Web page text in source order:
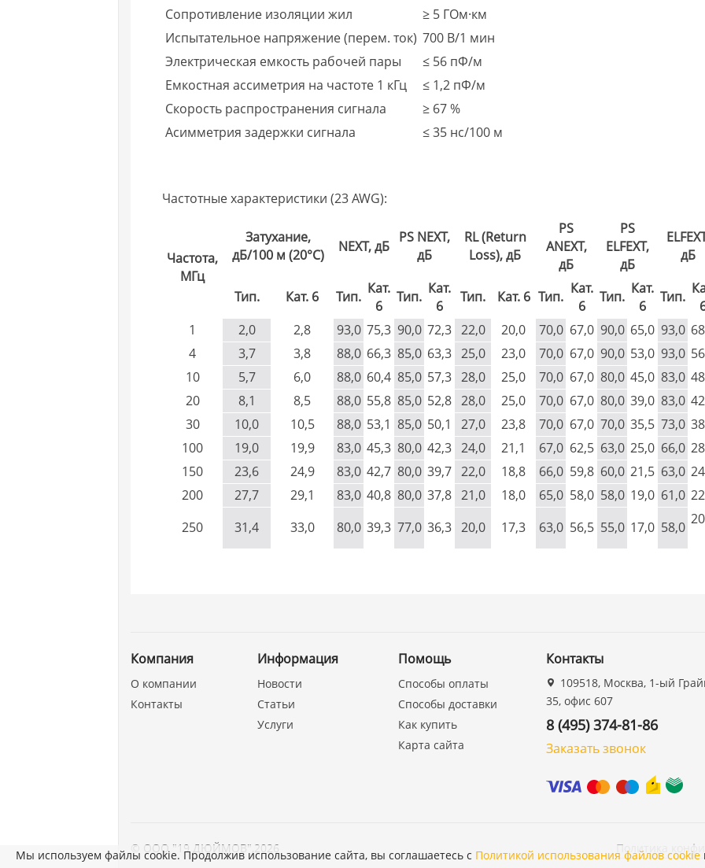
Сопротивление изоляции жил
≥ 5 ГОм·км
Испытательное напряжение (перем. ток) 700 В/1 мин
Электрическая емкость рабочей пары
≤ 56 пФ/м
Емкостная ассиметрия на частоте 1 кГц
≤ 1,2 пФ/м
Скорость распространения сигнала
≥ 67 %
Асимметрия задержки сигнала
≤ 35 нс/100 м
Частотные характеристики (23 AWG):
Частота,
МГц
Затухание,
дБ/100 м (20°C)
NEXT, дБ
PS NEXT,
дБ
RL (Return
Loss), дБ
PS
ANEXT,
дБ
PS
ELFEXT,
дБ
дБ
Тип. Кат. 6 Тип. Кат.
6
Тип. Кат.
6
Тип. Кат. 6 Тип. Кат.
6
Тип. Кат.
6
Тип.
1
2,0 2,8 93,0 75,3 90,0 72,3 22,0 20,0 70,0 67,0 90,0 65,0 93,0
4
3,7 3,8 88,0 66,3 85,0 63,3 25,0 23,0 70,0 67,0 90,0 53,0 93,0
10
5,7 6,0 88,0 60,4 85,0 57,3 28,0 25,0 70,0 67,0 80,0 45,0 83,0
20
8,1 8,5 88,0 55,8 85,0 52,8 28,0 25,0 70,0 67,0 80,0 39,0 83,0
30
10,0 10,5 88,0 53,1 85,0 50,1 27,0 23,8 70,0 67,0 70,0 35,5 73,0
100
19,0 19,9 83,0 45,3 80,0 42,3 24,0 21,1 67,0 62,5 63,0 25,0 66,0
150
23,6 24,9 83,0 42,7 80,0 39,7 22,0 18,8 66,0 59,8 60,0 21,5 63,0
200
27,7 29,1 83,0 40,8 80,0 37,8 21,0 18,0 65,0 58,0 58,0 19,0 61,0
250
31,4 33,0 80,0 39,3 77,0 36,3 20,0 17,3 63,0 56,5 55,0 17,0 58,0
Компания
О компании
Контакты
Информация
Новости
Статьи
Услуги
Помощь
Способы оплаты
Способы доставки
Как купить
Карта сайта
Контакты
109518, Москва, 1-ый
35, офис 607
8 (495) 374-81-86
Заказать звонок
© ООО "19 ДЮЙМОВ" 2026 Политика
Мы используем файлы cookie. Продолжив использование сайта, вы соглашаетесь с Политикой использования файлов cookie